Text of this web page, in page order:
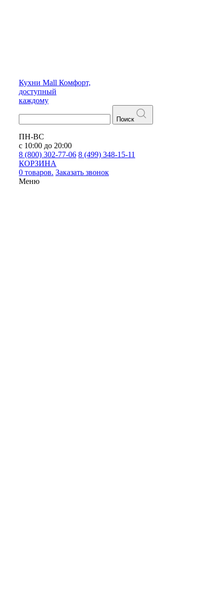
Кухни Mall Комфорт,
доступный
каждому
Поиск
ПН-ВС
с 10:00 до 20:00
8 (800) 302-77-06 8 (499) 348-15-11
КОРЗИНА
0 товаров. Заказать звонок
Меню